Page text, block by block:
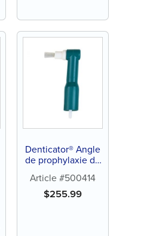
Denticator® Angle
de prophylaxie de
Article #500414
$255.99